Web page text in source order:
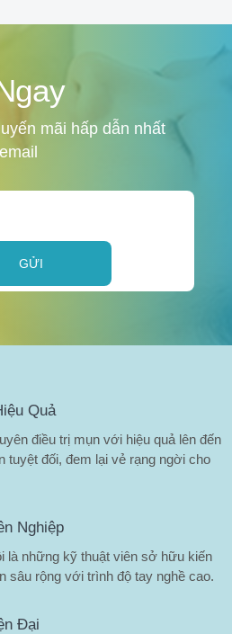
mãi hấp dẫn nhất
GỬI
Quả
điều trị mụn với hiệu quả lên đến
tuyệt đối, đem lại vẻ rạng ngời cho
Nghiệp
là những kỹ thuật viên sở hữu kiến
sâu rộng với trình độ tay nghề cao.
Đại